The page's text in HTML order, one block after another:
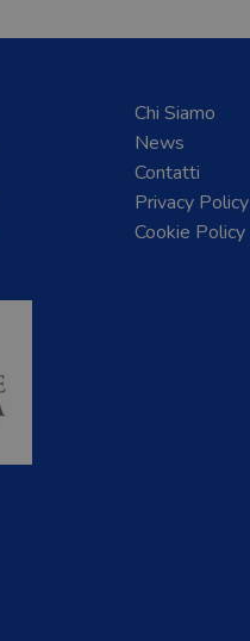
Chi Siamo
News
Contatti
Privacy Policy
Cookie Policy